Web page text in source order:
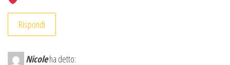
Rispondi
Nicoleha detto: